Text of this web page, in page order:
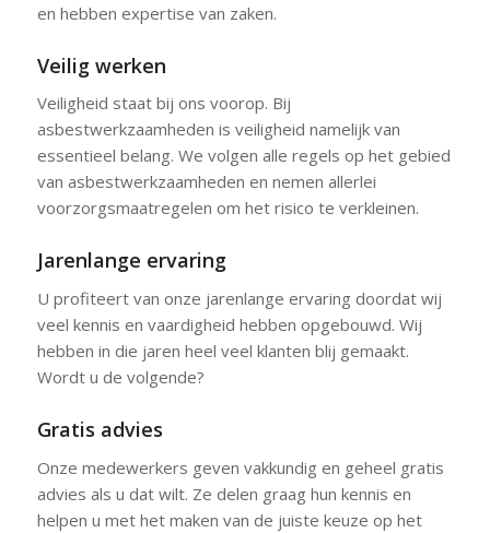
en hebben expertise van zaken.
Veilig werken
Veiligheid staat bij ons voorop. Bij
asbestwerkzaamheden is veiligheid namelijk van
essentieel belang. We volgen alle regels op het gebied
van asbestwerkzaamheden en nemen allerlei
voorzorgsmaatregelen om het risico te verkleinen.
Jarenlange ervaring
U profiteert van onze jarenlange ervaring doordat wij
veel kennis en vaardigheid hebben opgebouwd. Wij
hebben in die jaren heel veel klanten blij gemaakt.
Wordt u de volgende?
Gratis advies
Onze medewerkers geven vakkundig en geheel gratis
advies als u dat wilt. Ze delen graag hun kennis en
helpen u met het maken van de juiste keuze op het